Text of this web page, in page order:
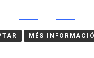
MÉS INFORMACIÓ